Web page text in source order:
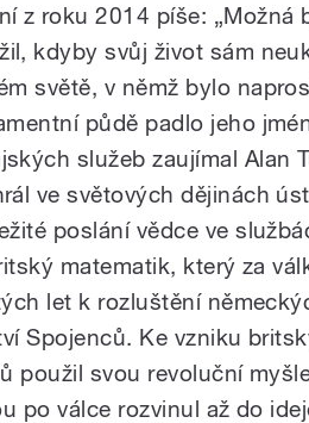
z roku 2014 píše: „Možná
kdyby svůj život sám
světě, v němž bylo
půdě padlo jeho
služeb zaujímal Alan
ve světových dějinách
poslání vědce ve
matematik, který za
let k rozluštění
Spojenců. Ke vzniku
použil svou revoluční
po válce rozvinul až do